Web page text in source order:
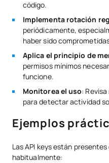
código.
Implementa rotación
periódicamente,
haber sido
Aplica el principio de
permisos mínimos
funcione.
Monitorea el uso:
para detectar actividad
Ejemplos
Las API keys están
habitualmente: